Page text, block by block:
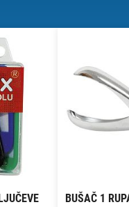
BUŠAČ 1